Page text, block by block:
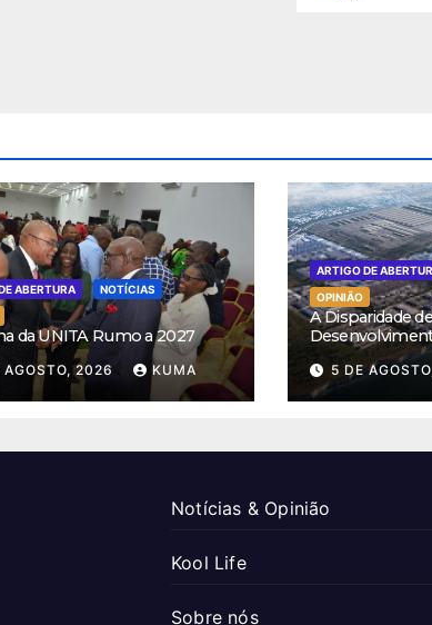
ABERTURA
NOTÍCIAS
da UNITA Rumo a 2027
AGOSTO, 2026 KUMA
ARTIGO DE
OPINIÃO
A Disparidade
5 DE
Notícias & Opinião
Kool Life
Sobre nós